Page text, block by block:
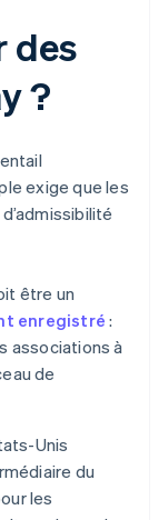
des
?
exige que les
être un
enregistré :
associations à
de
Unis
du
les